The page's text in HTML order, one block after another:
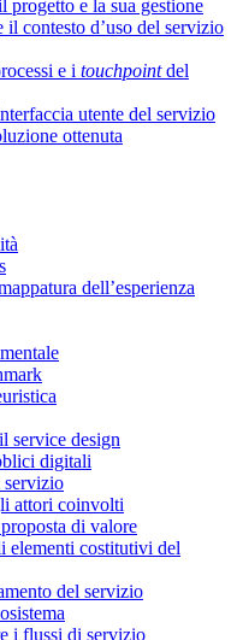
progetto e la sua gestione
il contesto d’uso del servizio
e i touchpointdel
utente del servizio
ottenuta
dell’esperienza
service design
digitali
attori coinvolti
di valore
elementi costitutivi del
del servizio
i flussi di servizio